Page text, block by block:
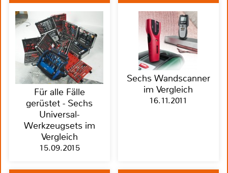
Für alle Fälle
gerüstet - Sechs
Universal-
Werkzeugsets im
Vergleich
15.09.2015
Sechs Wandscanner
im Vergleich
16.11.2011